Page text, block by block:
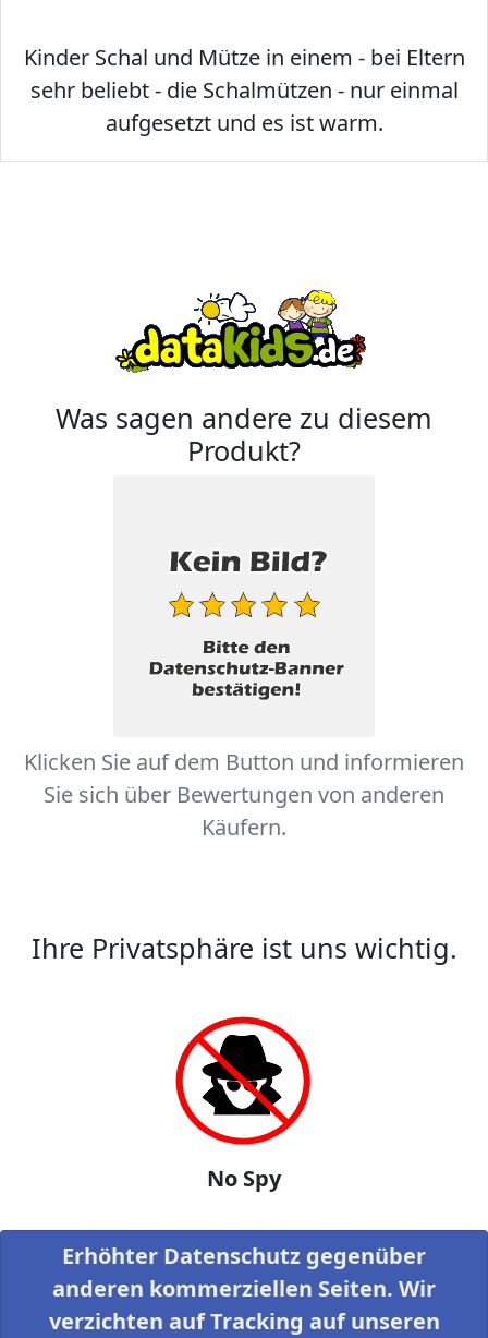
Kinder Schal und Mütze in einem - bei Eltern
sehr beliebt - die Schalmützen - nur einmal
aufgesetzt und es ist warm.
Was sagen andere zu diesem
Produkt?
Klicken Sie auf dem Button und informieren
Sie sich über Bewertungen von anderen
Käufern.
Ihre Privatsphäre ist uns wichtig.
No Spy
Erhöhter Datenschutz gegenüber
anderen kommerziellen Seiten. Wir
verzichten auf Tracking auf unseren